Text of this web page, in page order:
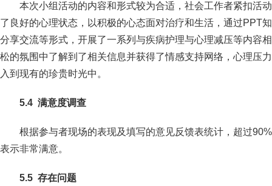
本次小组活动的内容和形式较为合适，社会工作者紧扣活
了良好的心理状态，以积极的心态面对治疗和生活，通过PPT
分享交流等形式，开展了一系列与疾病护理与心理减压等内容
松的氛围中了解到了相关信息并获得了情感支持网络，心理压
入到现有的珍贵时光中。
5.4 满意度调查
根据参与者现场的表现及填写的意见反馈表统计，超过
表示非常满意。
5.5 存在问题